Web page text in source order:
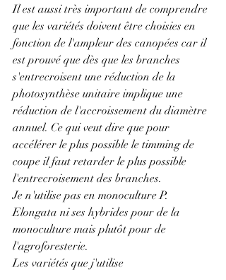
Il est aussi très important de comprendre
que les variétés doivent être choisies en
fonction de l'ampleur des canopées car il
est prouvé que dès que les branches
s'entrecroisent une réduction de la
photosynthèse unitaire implique une
réduction de l'accroissement du diamètre
annuel. Ce qui veut dire que pour
accélérer le plus possible le timming de
coupe il faut retarder le plus possible
l'entrecroisement des branches.
Je n'utilise pas en monoculture P.
Elongata ni ses hybrides pour de la
monoculture mais plutôt pour de
l'agroforesterie.
Les variétés que j'utilise